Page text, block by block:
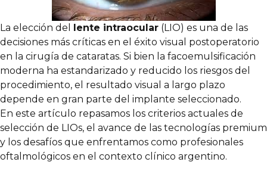
La elección del lente intraocular (LIO) es una de las
decisiones más críticas en el éxito visual postoperatorio
en la cirugía de cataratas. Si bien la facoemulsificación
moderna ha estandarizado y reducido los riesgos del
procedimiento, el resultado visual a largo plazo
depende en gran parte del implante seleccionado.
En este artículo repasamos los criterios actuales de
selección de LIOs, el avance de las tecnologías premium
y los desafíos que enfrentamos como profesionales
oftalmológicos en el contexto clínico argentino.